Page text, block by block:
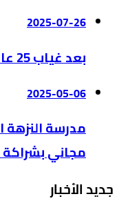
2025-07-26
بعد غياب 25 عاماً… جمعتنا الصدفة
2025-05-06
مدرسة النزهة
مجاني
جديد الأخبار